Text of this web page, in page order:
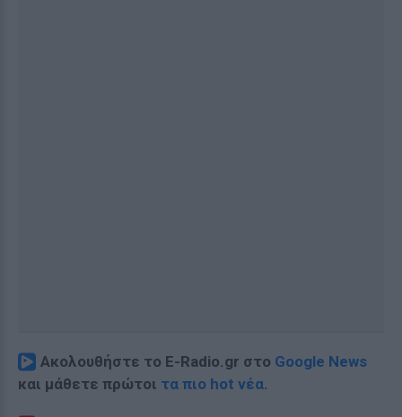
Ακολουθήστε το E-Radio.gr στο Google News
και μάθετε πρώτοι τα πιο hot νέα.